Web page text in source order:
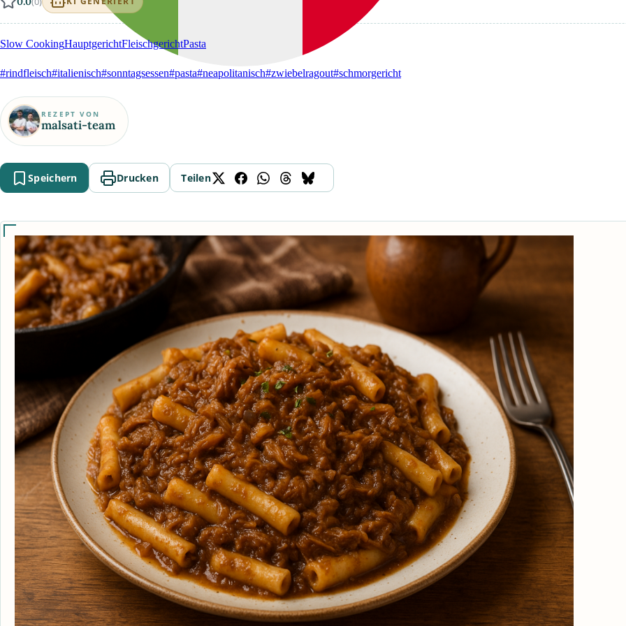
Slow CookingHauptgerichtFleischgerichtPasta
#rindfleisch#italienisch#sonntagsessen#pasta#neapolitanisch#zwiebelragout#schmorgericht
REZEPT VON
malsati-team
Speichern Drucken Teilen